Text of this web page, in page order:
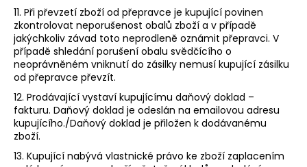
11. Při převzetí zboží od přepravce je kupující povinen
zkontrolovat neporušenost obalů zboží a v případě
jakýchkoliv závad toto neprodleně oznámit přepravci. V
případě shledání porušení obalu svědčícího o
neoprávněném vniknutí do zásilky nemusí kupující zásilku
od přepravce převzít.
12. Prodávající vystaví kupujícímu daňový doklad –
fakturu. Daňový doklad je odeslán na emailovou adresu
kupujícího./Daňový doklad je přiložen k dodávanému
zboží.
13. Kupující nabývá vlastnické právo ke zboží zaplacením